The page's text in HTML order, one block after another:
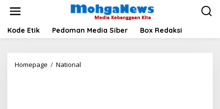
Kode Etik Pedoman Media Siber Box Redaksi
Homepage / National